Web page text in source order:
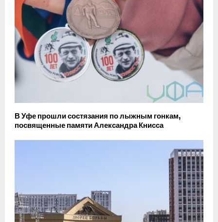
В Уфе прошли состязания по лыжным гонкам,
посвященные памяти Александра Книсса